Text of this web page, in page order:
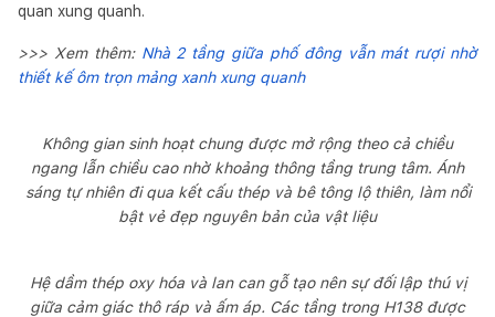
quan xung quanh.
>>> Xem thêm: Nhà 2 tầng giữa phố đông vẫn mát rượi nhờ
thiết kế ôm trọn mảng xanh xung quanh
Không gian sinh hoạt chung được mở rộng theo cả chiều
ngang lẫn chiều cao nhờ khoảng thông tầng trung tâm. Ánh
sáng tự nhiên đi qua kết cấu thép và bê tông lộ thiên, làm nổi
bật vẻ đẹp nguyên bản của vật liệu
Hệ dầm thép oxy hóa và lan can gỗ tạo nên sự đối lập thú vị
giữa cảm giác thô ráp và ấm áp. Các tầng trong H138 được